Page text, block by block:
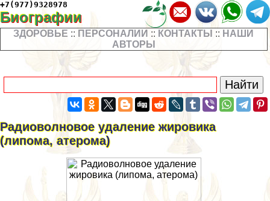
+7(977)9328978
Биографии
ЗДОРОВЬЕ :: ПЕРСОНАЛИИ :: КОНТАКТЫ :: НАШИ
АВТОРЫ
Радиоволновое удаление жировика
(липома, атерома)